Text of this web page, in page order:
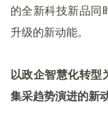
的全新科技新品同
升级的新动能。
以政企智慧化转型
集采趋势演进的新